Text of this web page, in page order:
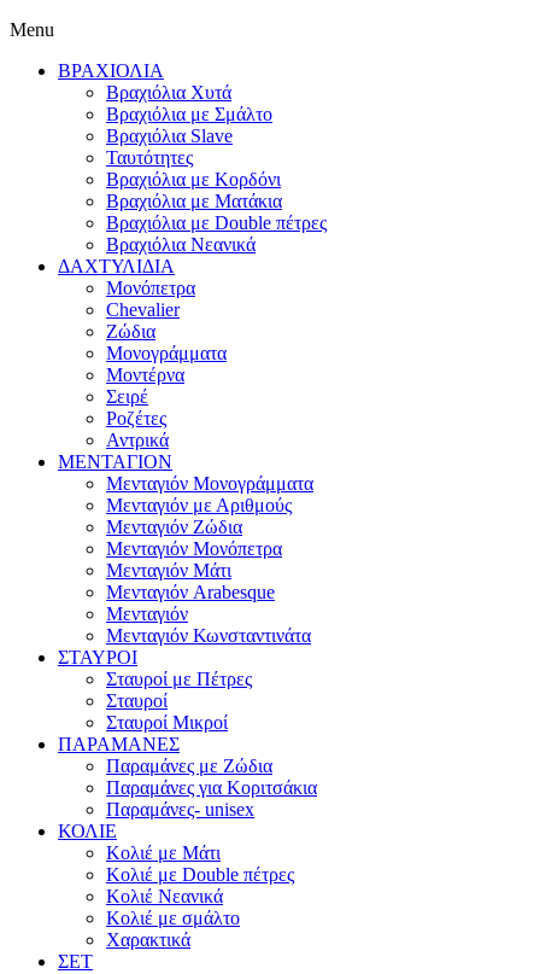
Menu
ΒΡΑΧΙΟΛΙΑ
Βραχιόλια Χυτά
Βραχιόλια με Σμάλτο
Βραχιόλια Slave
Ταυτότητες
Βραχιόλια με Κορδόνι
Βραχιόλια με Ματάκια
Βραχιόλια με Double πέτρες
Βραχιόλια Νεανικά
ΔΑΧΤΥΛΙΔΙΑ
Μονόπετρα
Chevalier
Ζώδια
Μονογράμματα
Μοντέρνα
Σειρέ
Ροζέτες
Αντρικά
ΜΕΝΤΑΓΙΟΝ
Μενταγιόν Μονογράμματα
Μενταγιόν με Αριθμούς
Μενταγιόν Ζώδια
Μενταγιόν Μονόπετρα
Μενταγιόν Μάτι
Μενταγιόν Arabesque
Μενταγιόν
Μενταγιόν Κωνσταντινάτα
ΣΤΑΥΡΟΙ
Σταυροί με Πέτρες
Σταυροί
Σταυροί Μικροί
ΠΑΡΑΜΑΝΕΣ
Παραμάνες με Ζώδια
Παραμάνες για Κοριτσάκια
Παραμάνες- unisex
ΚΟΛΙΕ
Κολιέ με Μάτι
Κολιέ με Double πέτρες
Κολιέ Νεανικά
Κολιέ με σμάλτο
Χαρακτικά
ΣΕΤ